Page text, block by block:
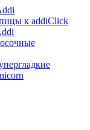
к addiClick